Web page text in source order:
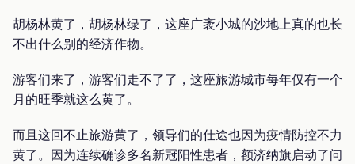
胡杨林黄了，胡杨林绿了，这座广袤小城的沙地上真的也长
不出什么别的经济作物。
游客们来了，游客们走不了了，这座旅游城市每年仅有一个
月的旺季就这么黄了。
而且这回不止旅游黄了，领导们的仕途也因为疫情防控不力
黄了。因为连续确诊多名新冠阳性患者，额济纳旗启动了问